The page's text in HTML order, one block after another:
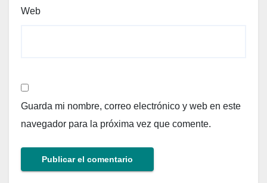
Web
Guarda mi nombre, correo electrónico y web en este
navegador para la próxima vez que comente.